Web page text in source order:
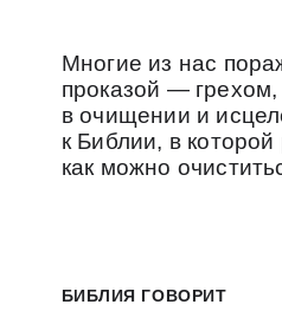
Многие из нас
проказой —
в очищении и
к Библии, в
как можно
БИБЛИЯ ГОВОРИТ